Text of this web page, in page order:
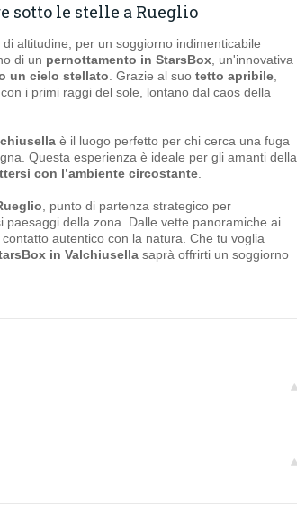
sotto le stelle a Rueglio
di altitudine, per un soggiorno indimenticabile
di un pernottamento in StarsBox , un'innovativa
un cielo stellato . Grazie al suo tetto apribile
i primi raggi del sole, lontano dal caos della
è il luogo perfetto per chi cerca una fuga
Questa esperienza è ideale per gli amanti della
con l’ambiente circostante
, punto di partenza strategico per
paesaggi della zona. Dalle vette panoramiche ai
autentico con la natura. Che tu voglia
in Valchiusella saprà offrirti un soggiorno